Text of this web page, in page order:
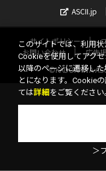
ASCII.jp
サイトポリシー
お問い合わせ
広告
©KADOKAWA
このサイトでは、利用
Cookieを使用してアク
以降のページに遷移し
とになります。Cookie
ては詳細 をご覧ください
＞